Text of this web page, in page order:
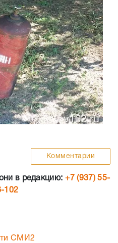
Комментарии
в редакцию: +7 (937) 55-
102
СМИ2